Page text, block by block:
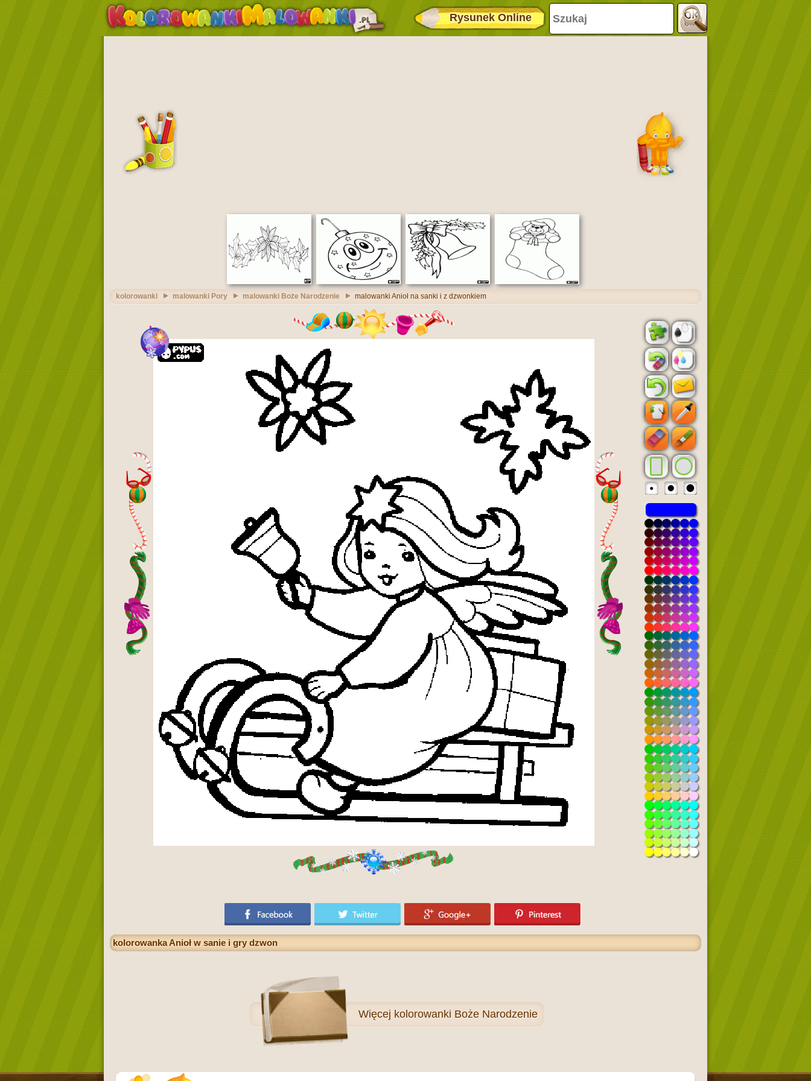
Rysunek Online
kolorowanki malowanki Pory malowanki Boże Narodzenie malowanki Anioł na sanki i z dzwonkiem
kolorowanka Anioł w sanie i gry dzwon
Więcej kolorowanki Boże Narodzenie